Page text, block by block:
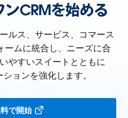
CRMを始める
ルス、サービス、コマース
ームに統合し、ニーズに合
やすいスイートとともに
ョンを強化します。
で開始